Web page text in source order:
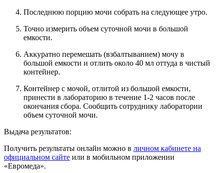
Последнюю порцию мочи собрать на следующее утро.
Точно измерить объем суточной мочи в большой
емкости.
Аккуратно перемешать (взбалтыванием) мочу в
большой емкости и отлить около 40 мл оттуда в чистый
контейнер.
Контейнер с мочой, отлитой из большой емкости,
принести в лабораторию в течение 1-2 часов после
окончания сбора. Сообщить сотруднику лаборатории
объем суточной мочи.
Выдача результатов:
Получить результаты онлайн можно в личном кабинете на
официальном сайте или в мобильном приложении
«Евромеда».